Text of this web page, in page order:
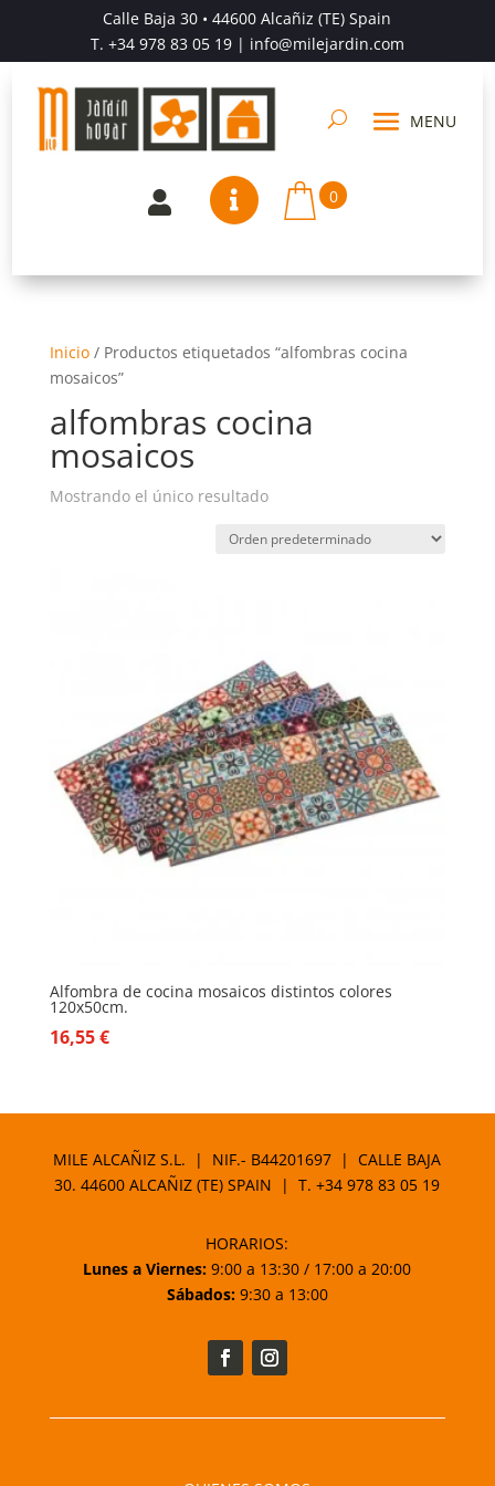
Calle Baja 30 • 44600 Alcañiz (TE) Spain
T. +34 978 83 05 19| info@milejardin.com
  0
Inicio/ Productos etiquetados “alfombras cocina
mosaicos”
alfombras cocina
mosaicos
Mostrando el único resultado
Alfombra de cocina mosaicos distintos colores
120x50cm.
16,55€
MILE ALCAÑIZ S.L. | NIF.- B44201697 | CALLE BAJA
30. 44600 ALCAÑIZ (TE) SPAIN | T.+34 978 83 05 19
HORARIOS:
Lunes a Viernes: 9:00 a 13:30 / 17:00 a 20:00
Sábados:9:30 a 13:00